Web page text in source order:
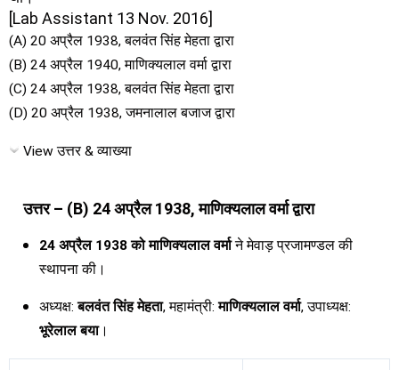
[Lab Assistant 13 Nov. 2016]
(A) 20 अप्रैल 1938, बलवंत सिंह मेहता द्वारा
(B) 24 अप्रैल 1940, माणिक्यलाल वर्मा द्वारा
(C) 24 अप्रैल 1938, बलवंत सिंह मेहता द्वारा
(D) 20 अप्रैल 1938, जमनालाल बजाज द्वारा
View उत्तर & व्याख्या
उत्तर – (B) 24 अप्रैल 1938, माणिक्यलाल वर्मा द्वारा
24 अप्रैल 1938 को माणिक्यलाल वर्माने मेवाड़ प्रजामण्डल की
स्थापना की।
अध्यक्ष:बलवंत सिंह मेहता, महामंत्री:माणिक्यलाल वर्मा, उपाध्यक्ष:
भूरेलाल बया।